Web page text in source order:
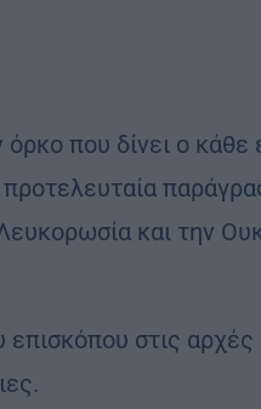
όρκο που δίνει ο
και την
στις